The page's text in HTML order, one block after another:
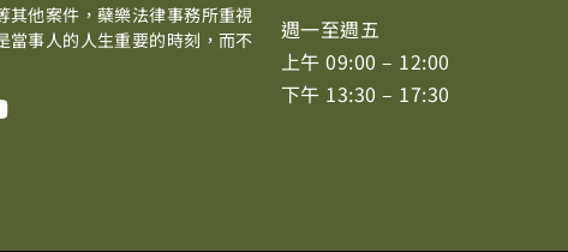
其他案件，蘗樂法律事務所重視
當事人的人生重要的時刻，而不
週一至週五
上午 09:00 – 12:00
下午 13:30 – 17:30